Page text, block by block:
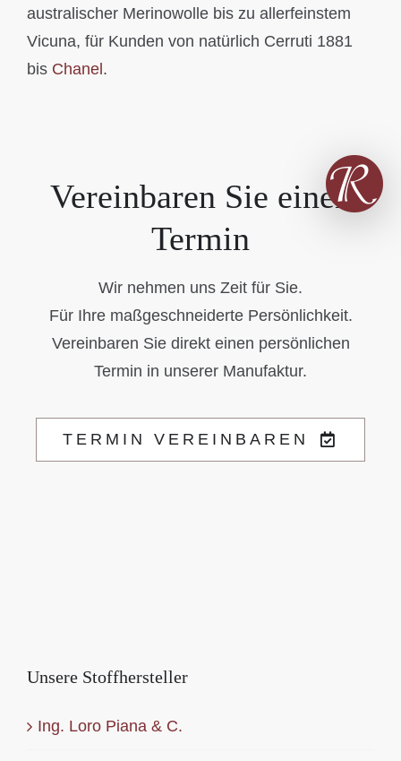
australischer Merinowolle bis zu allerfeinstem
Vicuna, für Kunden von natürlich Cerruti 1881
bis Chanel.
Vereinbaren Sie einen
Termin
Wir nehmen uns Zeit für Sie.
Für Ihre maßgeschneiderte Persönlichkeit.
Vereinbaren Sie direkt einen persönlichen
Termin in unserer Manufaktur.
TERMIN VEREINBAREN
Unsere Stoffhersteller
Ing. Loro Piana & C.